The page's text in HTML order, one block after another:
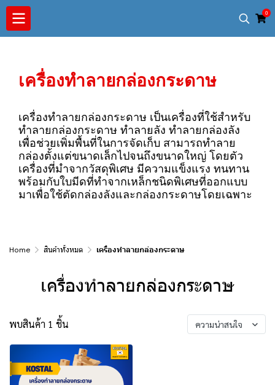
0
เครื่องทำลายกล่องกระดาษ
เครื่องทำลายกล่องกระดาษ เป็นเครื่องที่ใช้สำหรับ
ทำลายกล่องกระดาษ ทำลายลัง ทำลายกล่องลัง
เพื่อช่วยเพิ่มพื้นที่ในการจัดเก็บ สามารถทำลาย
กล่องตั้งแต่ขนาดเล็กไปจนถึงขนาดใหญ่ โดยตัว
เครื่องที่มำจากวัสดุพิเศษ มีความแข็งแรง ทนทาน
พร้อมกับใบมีดที่ทำจากเหล็กชนิดพิเศษที่ออกแบบ
มาเพื่อใช้ตัดกล่องลังและกล่องกระดาษโดยเฉพาะ
Home สินค้าทั้งหมด เครื่องทำลายกล่องกระดาษ
เครื่องทำลายกล่องกระดาษ
พบสินค้า 1 ชิ้น ความน่าสนใจ